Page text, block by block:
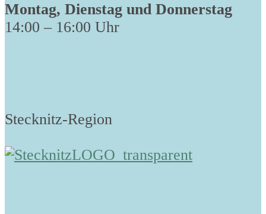
Montag, Dienstag und Donnerstag
14:00 – 16:00 Uhr
Stecknitz-Region